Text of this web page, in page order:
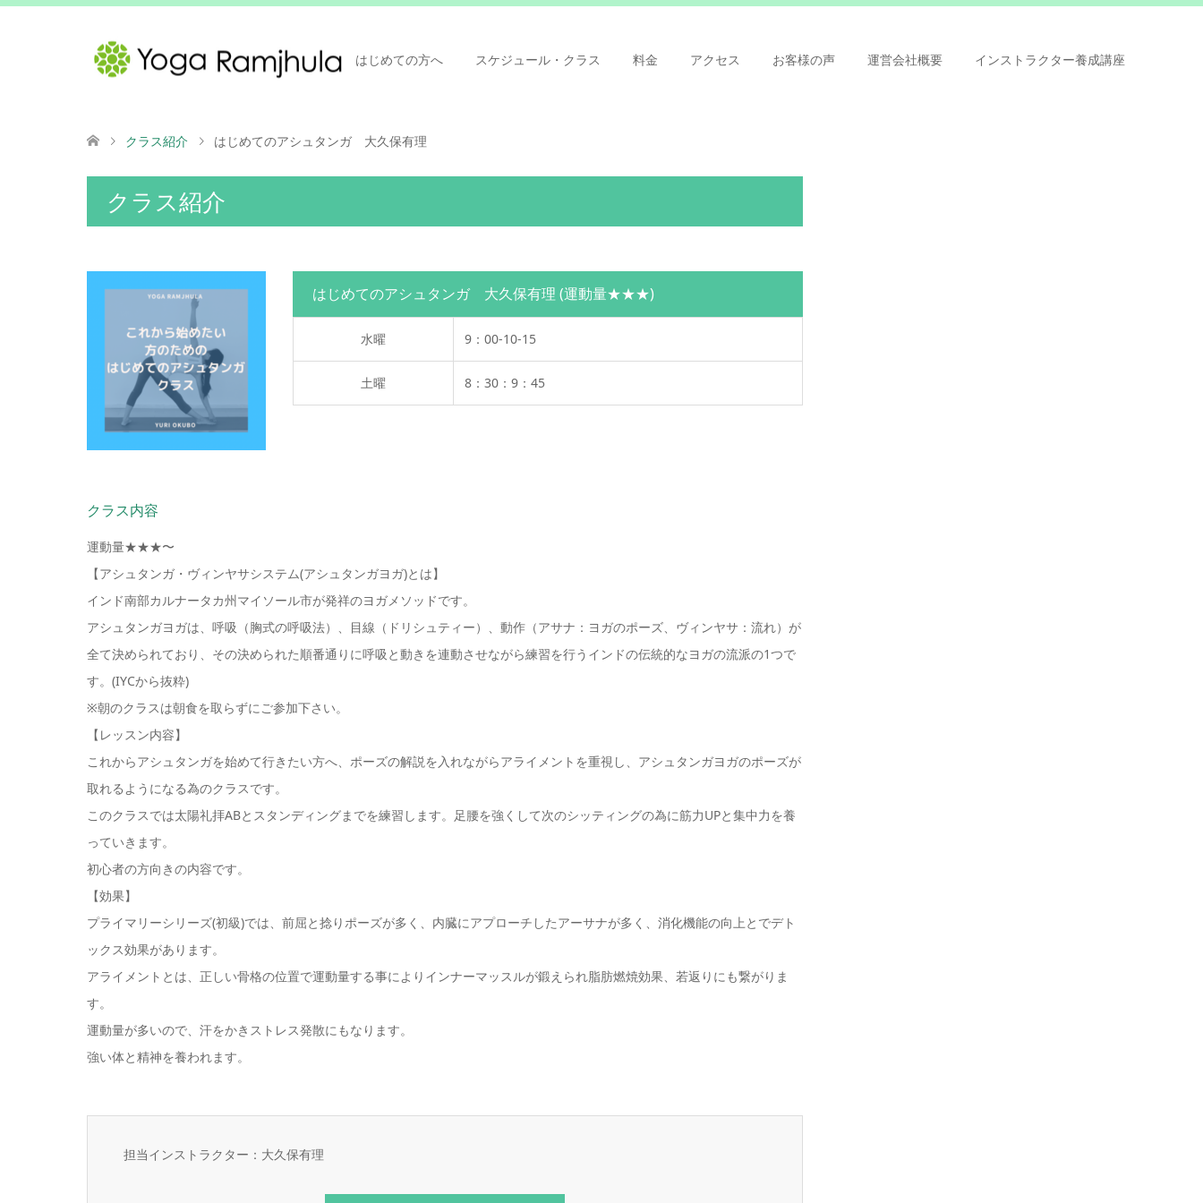
はじめての方へ スケジュール・クラス 料金 アクセス お客様の声 運営会社概要 インストラクター養成講座
クラス紹介 はじめてのアシュタンガ 大久保有理
クラス紹介
はじめてのアシュタンガ 大久保有理 (運動量★★★)
水曜 9：00-10-15
土曜 8：30：9：45
クラス内容
運動量★★★〜
【アシュタンガ・ヴィンヤサシステム(アシュタンガヨガ)とは】
インド南部カルナータカ州マイソール市が発祥のヨガメソッドです。
アシュタンガヨガは、呼吸（胸式の呼吸法）、目線（ドリシュティー）、動作（アサナ：ヨガのポーズ、ヴィンヤサ：流れ）が
全て決められており、その決められた順番通りに呼吸と動きを連動させながら練習を行うインドの伝統的なヨガの流派の1つで
す。(IYCから抜粋)
※朝のクラスは朝食を取らずにご参加下さい。
【レッスン内容】
これからアシュタンガを始めて行きたい方へ、ポーズの解説を入れながらアライメントを重視し、アシュタンガヨガのポーズが
取れるようになる為のクラスです。
このクラスでは太陽礼拝ABとスタンディングまでを練習します。足腰を強くして次のシッティングの為に筋力UPと集中力を養
っていきます。
初心者の方向きの内容です。
【効果】
プライマリーシリーズ(初級)では、前屈と捻りポーズが多く、内臓にアプローチしたアーサナが多く、消化機能の向上とでデト
ックス効果があります。
アライメントとは、正しい骨格の位置で運動量する事によりインナーマッスルが鍛えられ脂肪燃焼効果、若返りにも繋がりま
す。
運動量が多いので、汗をかきストレス発散にもなります。
強い体と精神を養われます。
担当インストラクター：大久保有理